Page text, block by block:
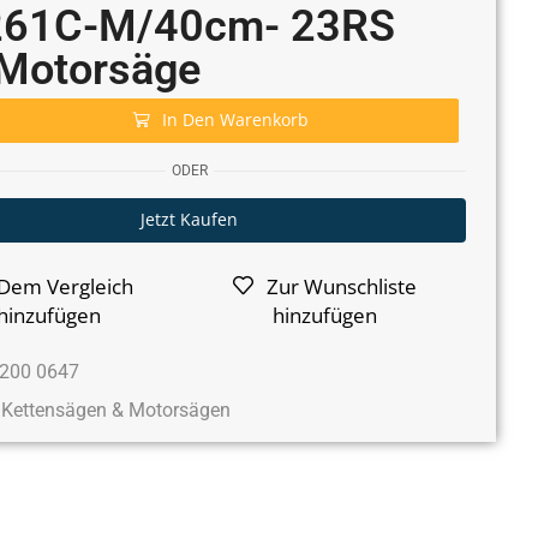
M/40cm- 23RS
In Den Warenkorb
ODER
Jetzt Kaufen
Vergleich
Zur Wunschliste
hinzufügen
0647
Kettensägen & Motorsägen